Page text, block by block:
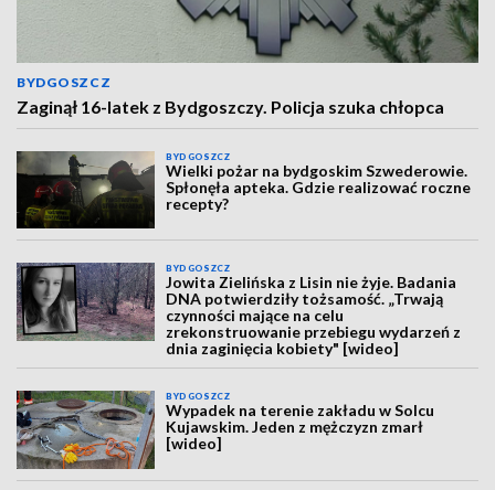
BYDGOSZCZ
Zaginął 16-latek z Bydgoszczy. Policja szuka chłopca
BYDGOSZCZ
Wielki pożar na bydgoskim Szwederowie.
Spłonęła apteka. Gdzie realizować roczne
recepty?
BYDGOSZCZ
Jowita Zielińska z Lisin nie żyje. Badania
DNA potwierdziły tożsamość. „Trwają
czynności mające na celu
zrekonstruowanie przebiegu wydarzeń z
dnia zaginięcia kobiety" [wideo]
BYDGOSZCZ
Wypadek na terenie zakładu w Solcu
Kujawskim. Jeden z mężczyzn zmarł
[wideo]